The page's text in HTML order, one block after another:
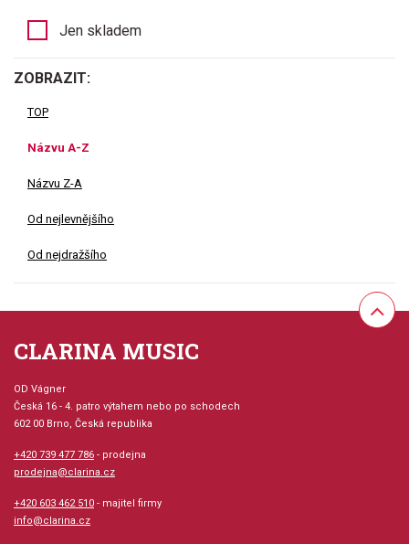
Jen skladem
ZOBRAZIT:
TOP
Názvu A-Z
Názvu Z-A
Od nejlevnějšího
Od nejdražšího
CLARINA MUSIC
OD Vágner
Česká 16 - 4. patro výtahem nebo po schodech
602 00 Brno, Česká republika
+420 739 477 786 - prodejna
prodejna@clarina.cz
+420 603 462 510 - majitel firmy
info@clarina.cz